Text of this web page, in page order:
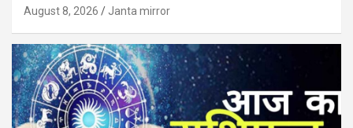
August 8, 2026 Janta mirror